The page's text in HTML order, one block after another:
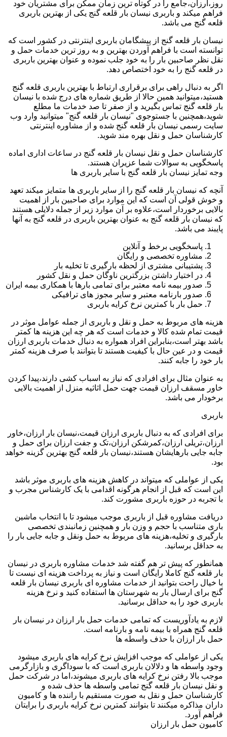
روز،ارزان،جامع را در کوتاه ترین زمان ممکن برای مشتریان خود
فراهم میکند و باربری نیسان بار قلعه گنج یکی از بهترین باربری
قلعه گنج می باشد.
نیسان بار قلعه گنج از پیشگامان باربری اینترنتی در کشور است که
توانسته است با فراهم آوردن بهترین و به روز ترین خدمات حمل و
نقل نظر صاحبین بار را به خود جلب نموده و عنوان بهترین باربری
در قلعه گنج را به خود اختصاص دهد.
اگر به دنبال راهی برای برقراری ارتباط با بهترین باربری قلعه گنج
هستید،میتوانید همین حالا از طریق شماره های درج شده با نیسان
بار قلعه گنج تماس بگیرید و از صفر تا صد خدمات ما مطلع
شوید،همچنین با جستوجوی "نیسان بار قلعه گنج" میتوانید وارد وب
سایت رسمی نیسان بار قلعه گنج شده و از مشاوره اینترنتی
کارشناسان حمل و نقل بهره مند شوید.
کارشناسان حمل و نقل نیسان بار قلعه گنج در ساعات اداری اماده
پاسخگویی به سوالات شما عزیران هستند.
وجه تمایز نیسان بار قلعه گنج با سایر باربری ها
آنچه که نیسان بار قلعه گنج را از سایر باربری ها متمایز میکند تعهد
و خوش قولی آن است که این موارد برای صاحبین بار از اهمیت
بالایی برخوردار است،علاوه بر آن موارد زیر از جمله دلایلی هستند
که نیسان بار قلعه گنج به عنوان بهترین باربری در قلعه گنج به آنها
پایبند می باشد.
پاسخگویی برخط و آنلاین
مشاوره تخصصی و رایگان
پشتیبانی مشتری از لحظه بارگیری تا تخلیه بار
در اختیار داشتن بزرگترین ناوگان حمل و نقل کشور
صدور بیمه نامه معتبر برای تمامی بارها با همکاری بیمه ایران
صدور بارنامه معتبر و سایر مجوز های ترافیکی
حمل بار با کمترین نرخ کرایه باربری
هزینه های مربوط به حمل و نقل و باربری از جمله عوامل موثر در
قیمت تمام شده کالا و خدمات است که هر چه این هزینه ها کمتر
باشد بهتر است،بنابراین افراد همواره به دنبال خدمات باربری ارزان
قیمت و در عین حال با کیفیت هستند تا بتوانند با صرف هزینه کمتر
بار خود را جابه کنند.
به عنوان مثال برای افرادی که نیاز به اسباب کشی دارند،پیدا کردن
خاور مسقف ارزان قیمت جهت حمل اثاثیه منزل از اهمیت بالایی
برخودار می باشد.
باربری
برای افرادی که به دنبال باربری ارزان قیمت،نیسان بار ارزان،خاور
ارزان،تریلی ارزان،کمرشکن ارزان،تک و جفت ارزان برای حمل و
جابه جایی بارهایشان هستند،نیسان بار قلعه گنج بهترین گزینه خواهد
بود.
یکی از عواملی که میتواند در کاهش هزینه های باربری موثر باشد
این است که قبل از انجام هرگونه اقدامی با یک کارشناس مجرب و
با تجربه در حوزه باربری مشورت کند.
دریافت مشاوره قبل از باربری موجب میشود تا با انتخاب ماشین
باری متناسب با حجم و وزن بار و همچنین زمانبندی تخصصی
بارگیری و تخلیه،هزینه های مربوط به حمل ونقل و جابه جایی بار را
به حداقل برسانید.
همانطور که پیش تر هم گفته شد خدمات مشاوره باربری در نیسان
بار قلعه گنج کاملا رایگان است و نیاز به پرداخت هزینه ای نیست تا
با خیال راحت بتوانید از خدمات مشاوره ای باربری نیسان بار قلعه
گنج برای ارسال بار به شهرستان ها استفاده کنید و نرخ هزینه
باربری خود را به حداقل برسانید.
لازم به یادآوریست که تمامی خدمات حمل بار ارزان در نیسان بار
قلعه گنج همراه با بیمه نامه و بارنامه است.
حمل بار ارزان با حذف واسطه ها
یکی از عواملی که موجب افزایش نرخ کرایه های باربری میشود
وجود واسطه ها و دلالان باربری است که با سوداگری و بازارگرمی
موجب بالا رفتن نرخ کرایه های باربری میشوند،اما در شرکت حمل
و نقل نیسان بار قلعه گنج تمامی واسطه ها حذف شده و
کارشناسان حمل و نقل به صورت مستقیم با راننده ها و کامیون
داران مذاکره میکنند تا بتوانند کمترین نرخ کرایه باربری را برایتان
فراهم آورد.
کامیون حمل بار ارزان